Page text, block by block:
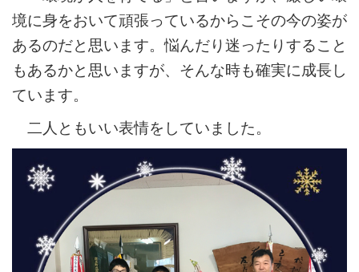
境に身をおいて頑張っているからこその今の姿が
あるのだと思います。悩んだり迷ったりすること
もあるかと思いますが、そんな時も確実に成長し
ています。
二人ともいい表情をしていました。